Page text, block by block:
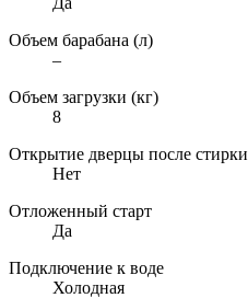
Объем барабана (л)
–
Объем загрузки (кг)
8
Открытие дверцы после стирки
Нет
Отложенный старт
Да
Подключение к воде
Холодная